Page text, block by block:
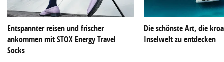
Entspannter reisen und frischer
ankommen mit STOX Energy Travel
Socks
Die schönste Art, die
Inselwelt zu entdecken